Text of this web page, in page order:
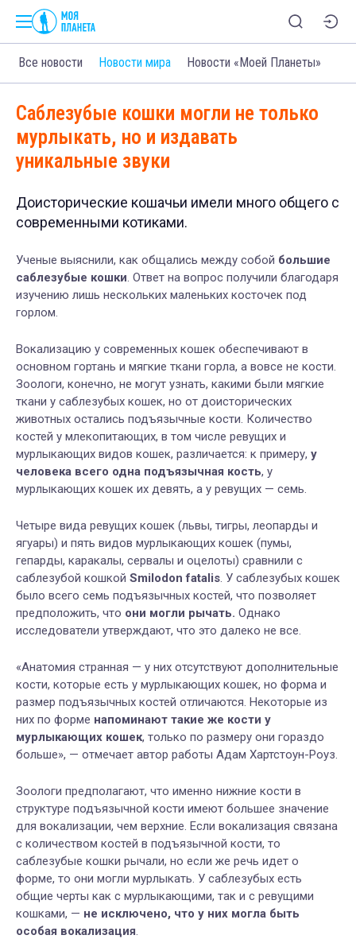
Все новости Новости мира Новости «Моей Планеты»
Саблезубые кошки могли не только
мурлыкать, но и издавать
уникальные звуки
Доисторические кошачьи имели много общего с
современными котиками.
Ученые выяснили, как общались между собой большие
саблезубые кошки. Ответ на вопрос получили благодаря
изучению лишь нескольких маленьких косточек под
горлом.
Вокализацию у современных кошек обеспечивают в
основном гортань и мягкие ткани горла, а вовсе не кости.
Зоологи, конечно, не могут узнать, какими были мягкие
ткани у саблезубых кошек, но от доисторических
животных остались подъязычные кости. Количество
костей у млекопитающих, в том числе ревущих и
мурлыкающих видов кошек, различается: к примеру, у
человека всего одна подъязычная кость, у
мурлыкающих кошек их девять, а у ревущих — семь.
Четыре вида ревущих кошек (львы, тигры, леопарды и
ягуары) и пять видов мурлыкающих кошек (пумы,
гепарды, каракалы, сервалы и оцелоты) сравнили с
саблезубой кошкой Smilodon fatalis. У саблезубых кошек
было всего семь подъязычных костей, что позволяет
предположить, что они могли рычать. Однако
исследователи утверждают, что это далеко не все.
«Анатомия странная — у них отсутствуют дополнительные
кости, которые есть у мурлыкающих кошек, но форма и
размер подъязычных костей отличаются. Некоторые из
них по форме напоминают такие же кости у
мурлыкающих кошек, только по размеру они гораздо
больше», — отмечает автор работы Адам Хартстоун-Роуз.
Зоологи предполагают, что именно нижние кости в
структуре подъязычной кости имеют большее значение
для вокализации, чем верхние. Если вокализация связана
с количеством костей в подъязычной кости, то
саблезубые кошки рычали, но если же речь идет о
форме, то они могли мурлыкать. У саблезубых есть
общие черты как с мурлыкающими, так и с ревущими
кошками, — не исключено, что у них могла быть
особая вокализация.